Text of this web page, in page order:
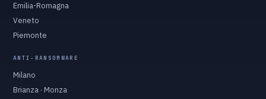
Emilia-Romagna
Veneto
Piemonte
ANTI-RANSOMWARE
Milano
Brianza · Monza